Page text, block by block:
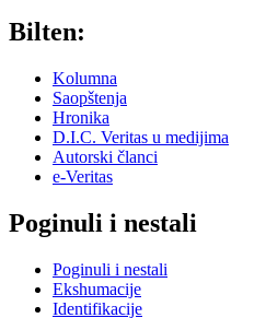
Bilten:
Kolumna
Saopštenja
Hronika
D.I.C. Veritas u medijima
Autorski članci
e-Veritas
Poginuli i nestali
Poginuli i nestali
Ekshumacije
Identifikacije